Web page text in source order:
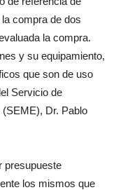
compra de dos
la compra.
y su equipamiento,
que son de uso
Servicio de
Dr. Pablo
presupueste
los mismos que